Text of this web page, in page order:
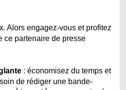
Alors engagez-vous et profitez
ce partenaire de presse
: économisez du temps et
de rédiger une bande-